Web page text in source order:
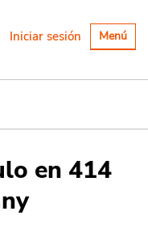
Alternar
Menú
Iniciar sesión
en 414